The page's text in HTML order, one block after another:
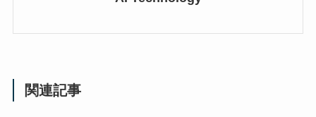
関連記事